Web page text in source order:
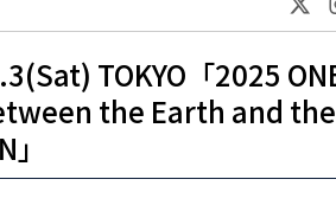
TOKYO「2025
the Earth and